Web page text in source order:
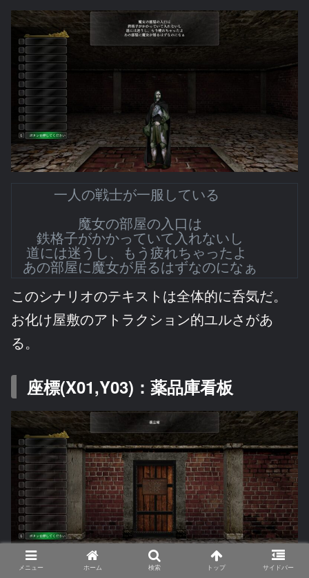
一人の戦士が一服している
魔女の部屋の入口は
鉄格子がかかっていて入れないし
道には迷うし、もう疲れちゃったよ
あの部屋に魔女が居るはずなのになぁ
このシナリオのテキストは全体的に呑気だ。
お化け屋敷のアトラクション的ユルさがあ
る。
座標(X01,Y03)：薬品庫看板
メニュー ホーム 検索 トップ サイドバー